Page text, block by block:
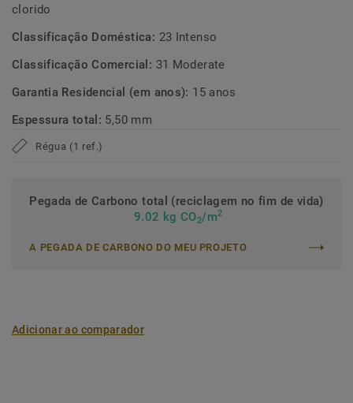
clorido
Classificação Doméstica: 23 Intenso
Classificação Comercial: 31 Moderate
Garantia Residencial (em anos): 15 anos
Espessura total: 5,50 mm
Régua (1 ref.)
Pegada de Carbono total (reciclagem no fim de vida)
9.02 kg CO2/m2
A PEGADA DE CARBONO DO MEU PROJETO
Adicionar ao comparador